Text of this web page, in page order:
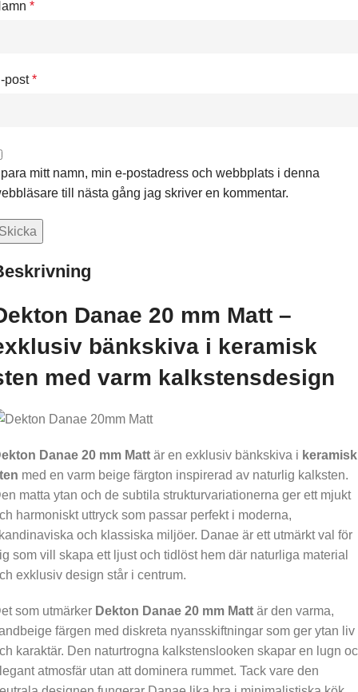
*
post*
mitt namn, min e-postadress och webbplats i denna
till nästa gång jag skriver en kommentar.
Danae 20 mm Matt –
bänkskiva i keramisk
med varm kalkstensdesign
Danae 20 mm Matt är en exklusiv bänkskiva i keramisk
med en varm beige färgton inspirerad av naturlig kalksten.
matta ytan och de subtila strukturvariationerna ger ett mjukt
harmoniskt uttryck som passar perfekt i moderna,
och klassiska miljöer. Danae är ett utmärkt val för
som vill skapa ett ljust och tidlöst hem där naturliga material
exklusiv design står i centrum.
som utmärker Dekton Danae 20 mm Matt är den varma,
färgen med diskreta nyansskiftningar som ger ytan liv
karaktär. Den naturtrogna kalkstenslooken skapar en lugn
atmosfär utan att dominera rummet. Tack vare den